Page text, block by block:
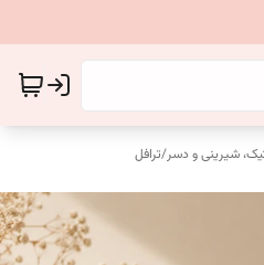
شیرینی و دسر/ترافل